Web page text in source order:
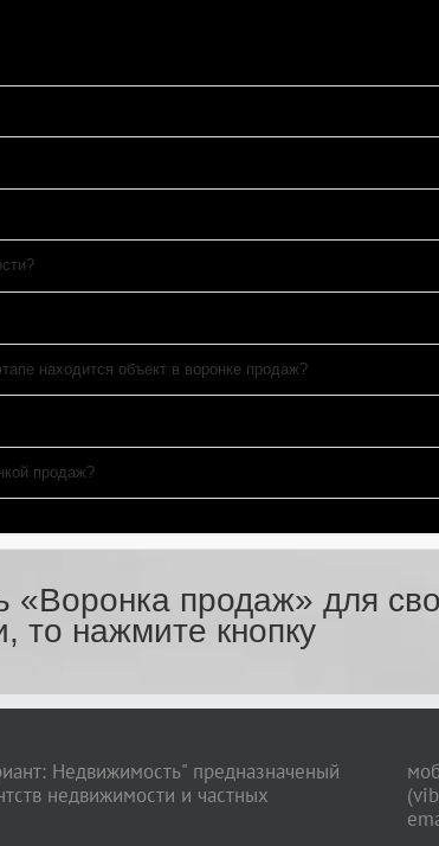
находится объект в воронке продаж?
продаж?
продаж» для
то нажмите кнопку
Недвижимость" предназначеный
недвижимости и частных